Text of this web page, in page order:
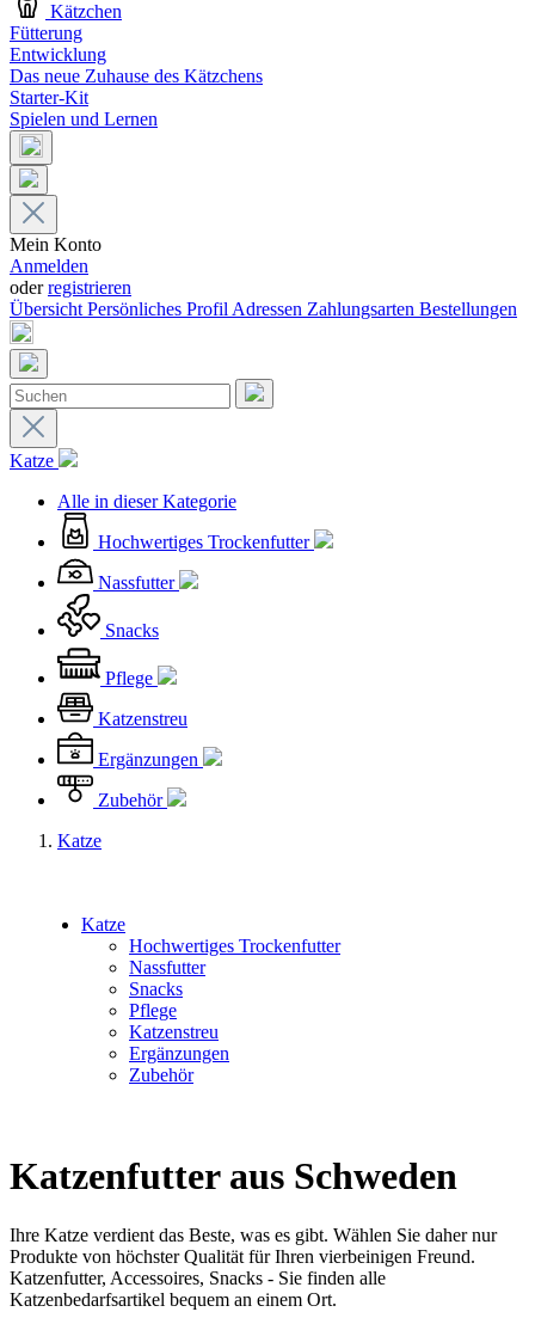
Kätzchen
Fütterung
Entwicklung
Das neue Zuhause des Kätzchens
Starter-Kit
Spielen und Lernen
Mein Konto
Anmelden
oderregistrieren
Übersicht Persönliches Profil Adressen Zahlungsarten Bestellungen
Katze
Alle in dieser Kategorie
Hochwertiges Trockenfutter
Nassfutter
Snacks
Pflege
Katzenstreu
Ergänzungen
Zubehör
Katze
Katze
Hochwertiges Trockenfutter
Nassfutter
Snacks
Pflege
Katzenstreu
Ergänzungen
Zubehör
Katzenfutter aus Schweden
Ihre Katze verdient das Beste, was es gibt. Wählen Sie daher nur
Produkte von höchster Qualität für Ihren vierbeinigen Freund.
Katzenfutter, Accessoires, Snacks - Sie finden alle
Katzenbedarfsartikel bequem an einem Ort.